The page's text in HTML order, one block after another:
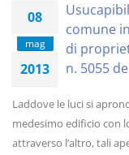
08
mag
2013
comune
di
n. 5055
Laddove le luci si
medesimo edificio con
attraverso l’altro, tali